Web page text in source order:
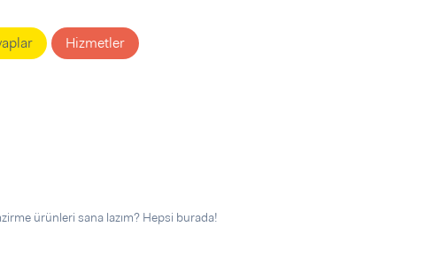
Hizmetler
ürünleri sana lazım? Hepsi burada!